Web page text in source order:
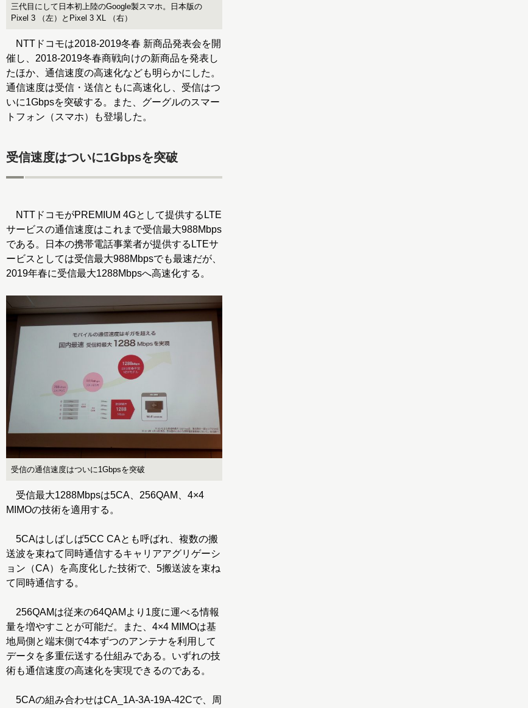
三代目にして日本初上陸のGoogle製スマホ。日本版の
Pixel 3 （左）とPixel 3 XL （右）
NTTドコモは2018-2019冬春 新商品発表会を開
催し、2018-2019冬春商戦向けの新商品を発表し
たほか、通信速度の高速化なども明らかにした。
通信速度は受信・送信ともに高速化し、受信はつ
いに1Gbpsを突破する。また、グーグルのスマー
トフォン（スマホ）も登場した。
受信速度はついに1Gbpsを突破
NTTドコモがPREMIUM 4Gとして提供するLTE
サービスの通信速度はこれまで受信最大988Mbps
である。日本の携帯電話事業者が提供するLTEサ
ービスとしては受信最大988Mbpsでも最速だが、
2019年春に受信最大1288Mbpsへ高速化する。
受信の通信速度はついに1Gbpsを突破
受信最大1288Mbpsは5CA、256QAM、4×4
MIMOの技術を適用する。
5CAはしばしば5CC CAとも呼ばれ、複数の搬
送波を束ねて同時通信するキャリアアグリゲーシ
ョン（CA）を高度化した技術で、5搬送波を束ね
て同時通信する。
256QAMは従来の64QAMより1度に運べる情報
量を増やすことが可能だ。また、4×4 MIMOは基
地局側と端末側で4本ずつのアンテナを利用して
データを多重伝送する仕組みである。いずれの技
術も通信速度の高速化を実現できるのである。
5CAの組み合わせはCA_1A-3A-19A-42Cで、周